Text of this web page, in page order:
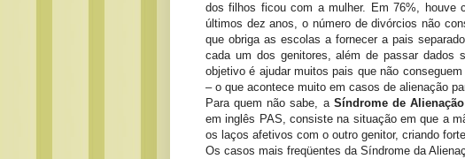
dos filhos ficou com a mulher. Em 76%, houve
últimos dez anos, o número de divórcios não
que obriga as escolas a fornecer a pais
cada um dos genitores, além de passar dados
objetivo é ajudar muitos pais que não
– o que acontece muito em casos de alienação
Para quem não sabe, a Síndrome de Alienação
em inglês PAS, consiste na situação em que a
os laços afetivos com o outro genitor, criando
Os casos mais freqüentes da Síndrome da